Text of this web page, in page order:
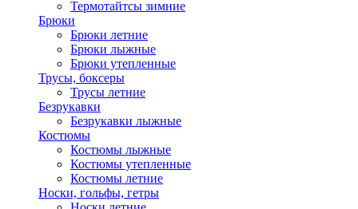
Термотайтсы зимние
Брюки
Брюки летние
Брюки лыжные
Брюки утепленные
Трусы, боксеры
Трусы летние
Безрукавки
Безрукавки лыжные
Костюмы
Костюмы лыжные
Костюмы утепленные
Костюмы летние
Носки, гольфы, гетры